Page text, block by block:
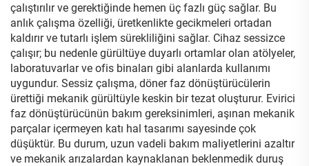
çalıştırılır ve gerektiğinde hemen üç fazlı güç sağlar. Bu
anlık çalışma özelliği, üretkenlikte gecikmeleri ortadan
kaldırır ve tutarlı işlem sürekliliğini sağlar. Cihaz sessizce
çalışır; bu nedenle gürültüye duyarlı ortamlar olan atölyeler,
laboratuvarlar ve ofis binaları gibi alanlarda kullanımı
uygundur. Sessiz çalışma, döner faz dönüştürücülerin
ürettiği mekanik gürültüyle keskin bir tezat oluşturur. Evirici
faz dönüştürücünün bakım gereksinimleri, aşınan mekanik
parçalar içermeyen katı hal tasarımı sayesinde çok
düşüktür. Bu durum, uzun vadeli bakım maliyetlerini azaltır
ve mekanik arızalardan kaynaklanan beklenmedik duruş